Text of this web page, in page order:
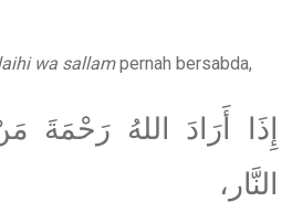
wa sallampernah bersabda,
إِذَا أَرَادَ اللهُ رَحْمَةَ
النَّارِ،